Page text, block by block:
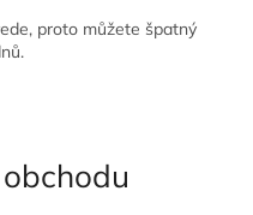
proto můžete špatný